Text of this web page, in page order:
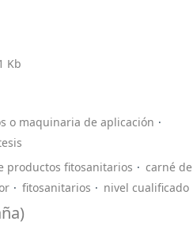
Kb
o maquinaria de aplicación
productos fitosanitarios
carné
fitosanitarios nivel cualificado